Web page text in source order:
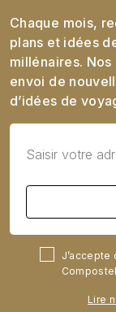
Chaque mois,
plans et idées
millénaires.
envoi de
d’idées de
Lire